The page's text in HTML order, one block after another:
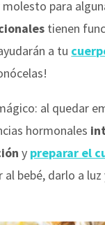
para
tienen
a tu
al quedar
hormonales
y preparar el
al bebé, darlo a luz